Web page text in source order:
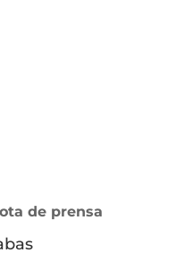
de prensa